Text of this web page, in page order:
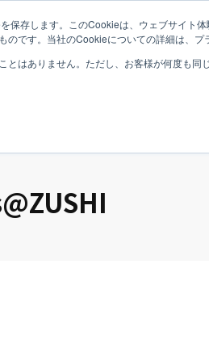
保存します。このCookieは、ウェブサイト
です。当社のCookieについての詳細は、プ
とはありません。ただし、お客様が何度も
Top